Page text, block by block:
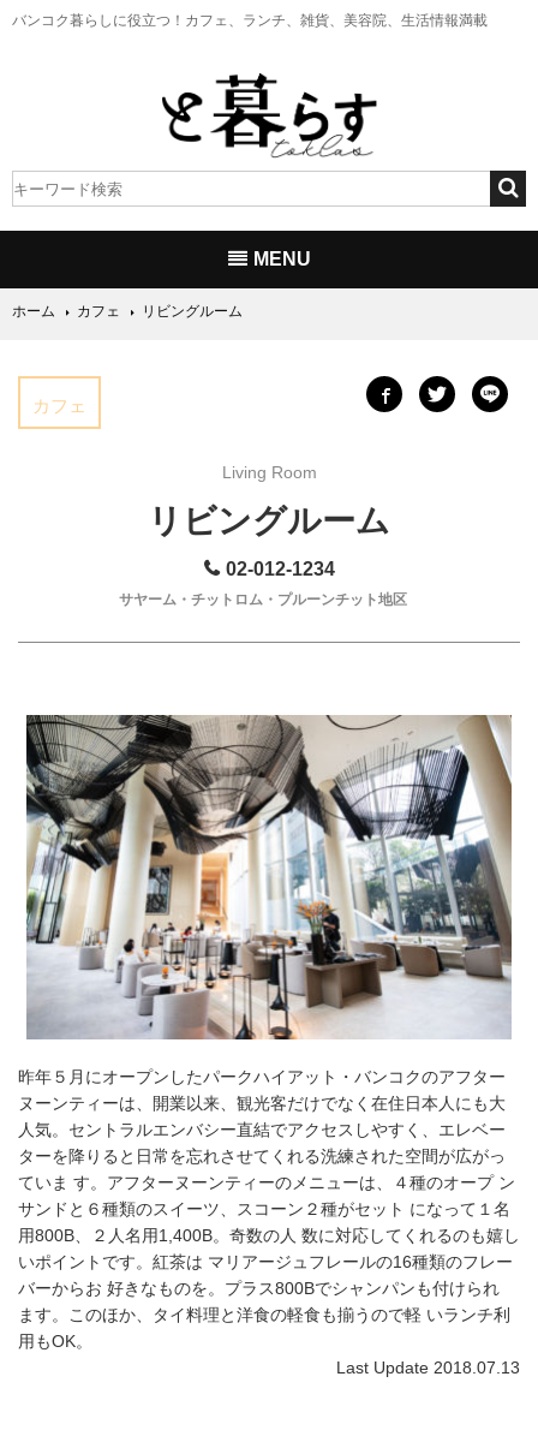
バンコク暮らしに役立つ！ カフェ、ランチ、雑貨、美容院、生活情報満載
MENU
ホーム カフェ リビングルーム
カフェ
Living Room
リビングルーム
02-012-1234
サヤーム・チットロム・プルーンチット地区
昨年５月にオープンしたパークハイアット・バンコクのアフター
ヌーンティーは、開業以来、観光客だけでなく在住日本人にも大
人気。セントラルエンバシー直結でアクセスしやすく、エレベー
ターを降りると日常を忘れさせてくれる洗練された空間が広がっ
ていま す。アフターヌーンティーのメニューは、４種のオープ ン
サンドと６種類のスイーツ、スコーン２種がセット になって１名
用800B、２人名用1,400B。奇数の人 数に対応してくれるのも嬉し
いポイントです。紅茶は マリアージュフレールの16種類のフレー
バーからお 好きなものを。プラス800Bでシャンパンも付けられ
ます。このほか、タイ料理と洋食の軽食も揃うので軽 いランチ利
用もOK。
Last Update 2018.07.13